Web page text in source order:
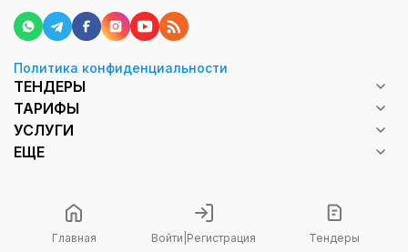
Главная Войти Регистрация Тендеры
Политика конфиденциальности
ТЕНДЕРЫ
ТАРИФЫ
УСЛУГИ
ЕЩЕ